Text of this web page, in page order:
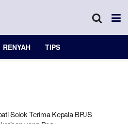
RENYAH TIPS
Solok Terima Kepala BPJS